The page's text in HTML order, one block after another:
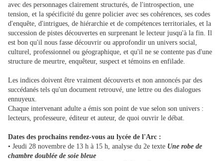
avec des personnages clairement structurés, de l'introspection, une
tension, et la spécificité du genre policier avec ses cohérences, ses codes
d'enquête, d'intrigues, de hiérarchie et de compétences territoriales, et la
succession de pistes découvertes en surprenant le lecteur jusqu'à la fin. Il
est bon qu'il nous fasse découvrir ou approfondir un univers social,
culturel, professionnel ou géographique, et qu'il ne se contente pas d'une
structure de meurtre, enquêteur, suspect et témoins en enfilade.
Les indices doivent être vraiment découverts et non annoncés par des
succédanés tels qu'un document retrouvé, une lettre ou des dialogues
ennuyeux.
Chaque intervenant adulte a émis son point de vue selon son univers :
lecteurs, professeure, éditeur et auteur, de quoi ouvrir le débat.
Dates des prochains rendez-vous au lycée de l'Arc :
• Jeudi 28 novembre de 13 h à 15 h, analyse du 2e texte Une robe de
chambre doublée de soie bleue